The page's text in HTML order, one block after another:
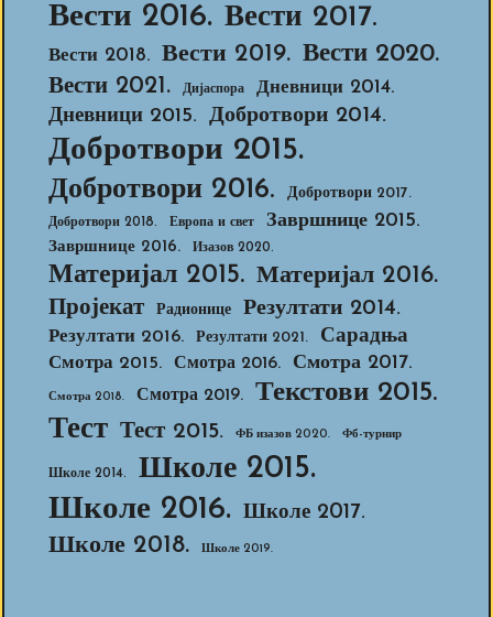
Вести 2016. Вести 2017.
Вести 2018. Вести 2019. Вести 2020.
Вести 2021. Дијаспора Дневници 2014.
Дневници 2015. Добротвори 2014.
Добротвори 2015.
Добротвори 2016. Добротвори 2017.
Добротвори 2018. Европа и свет Завршнице 2015.
Завршнице 2016. Изазов 2020.
Материјал 2015. Материјал 2016.
Пројекат Радионице Резултати 2014.
Резултати 2016. Резултати 2021. Сарадња
Смотра 2015. Смотра 2016. Смотра 2017.
Смотра 2018. Смотра 2019. Текстови 2015.
Тест Тест 2015. ФБ изазов 2020. Фб-турнир
Школе 2014.
Школе 2015.
Школе 2016. Школе 2017.
Школе 2018. Школе 2019.